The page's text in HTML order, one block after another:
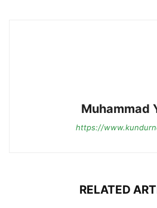
Muhammad
https://
RELATED